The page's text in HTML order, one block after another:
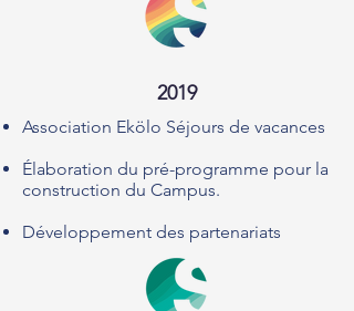
2019
Association Ekölo Séjours de vacances
​Élaboration du pré-programme pour la
construction du Campus.
​Développement des partenariats